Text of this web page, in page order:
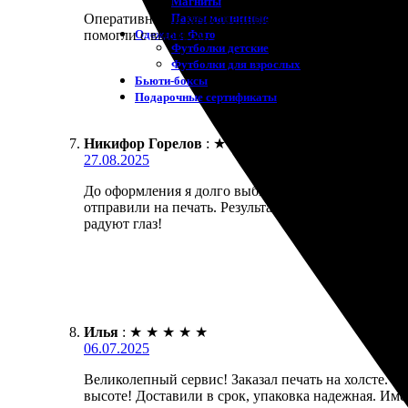
Пазлы магнитные
Одежда с Фото
Футболки детские
Футболки для взрослых
Бьюти-боксы
Подарочные сертификаты
Оперативные и качественные. Заказала печать
помогли с выбором. Получила всё в срок, даже
Никифор Горелов : ★
27.08.2025
До оформления я долго выбирал, где распечатать
отправили на печать. Результат превзошел
радуют глаз!
Илья : ★ ★ ★ ★ ★
06.07.2025
Великолепный сервис! Заказал печать на холсте.
высоте! Доставили в срок, упаковка надежная.